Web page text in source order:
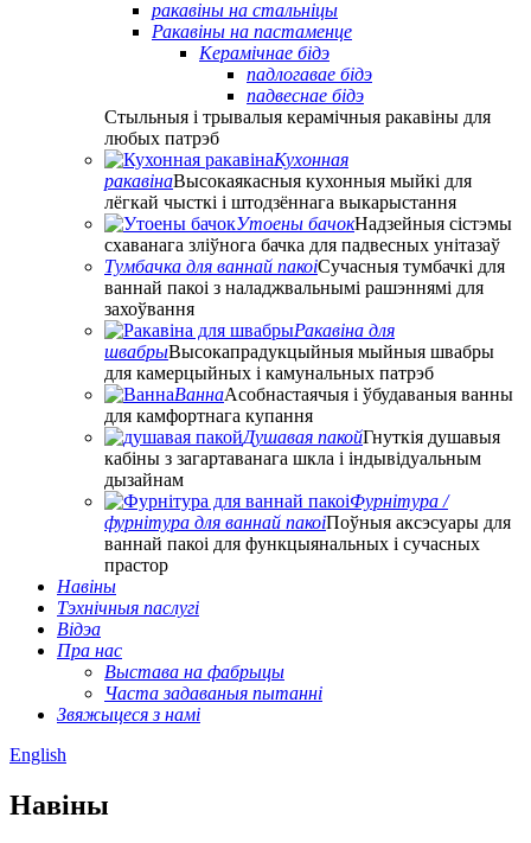
ракавіны на стальніцы
Ракавіны на пастаменце
Керамічнае бідэ
падлогавае бідэ
падвеснае бідэ
Стыльныя і трывалыя керамічныя ракавіны для
любых патрэб
Кухонная
ракавінаВысокаякасныя кухонныя мыйкі для
лёгкай чысткі і штодзённага выкарыстання
Утоены бачокНадзейныя сістэмы
схаванага зліўнога бачка для падвесных унітазаў
Тумбачка для ваннай пакоіСучасныя тумбачкі для
ваннай пакоі з наладжвальнымі рашэннямі для
захоўвання
Ракавіна для
швабрыВысокапрадукцыйныя мыйныя швабры
для камерцыйных і камунальных патрэб
ВаннаАсобнастаячыя і ўбудаваныя ванны
для камфортнага купання
Душавая пакойГнуткія душавыя
кабіны з загартаванага шкла і індывідуальным
дызайнам
Фурнітура /
фурнітура для ваннай пакоіПоўныя аксэсуары для
ваннай пакоі для функцыянальных і сучасных
прастор
Навіны
Тэхнічныя паслугі
Відэа
Пра нас
Выстава на фабрыцы
Часта задаваныя пытанні
Звяжыцеся з намі
English
Навіны